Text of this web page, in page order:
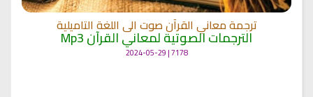
ترجمة معاني القرآن صوت الى اللغة التاميلية
الترجمات الصوتية لمعاني القرآن Mp3
7178 | 2024-05-29